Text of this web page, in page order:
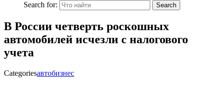
Search for:
Search
В России четверть роскошных
автомобилей исчезли с налогового
учета
Categoriesавтобизнес